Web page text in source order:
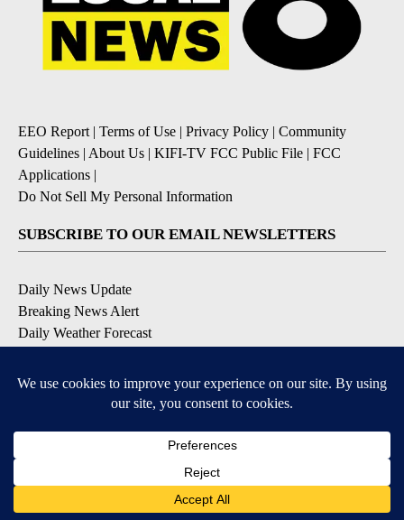
EEO Report | Terms of Use | Privacy Policy | Community
Guidelines | About Us | KIFI-TV FCC Public File | FCC
Applications |
Do Not Sell My Personal Information
SUBSCRIBE TO OUR EMAIL NEWSLETTERS
Daily News Update
Breaking News Alert
Daily Weather Forecast
Contests and Promotions
DOWNLOAD OUR APPS
Available for iOS and Android